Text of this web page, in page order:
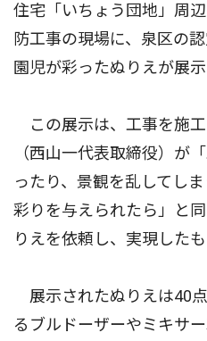
住宅「いちょう団地」周
防工事の現場に、泉区の
園児が彩ったぬりえが展示
この展示は、工事を施
（西山一代表取締役）が
ったり、景観を乱してし
彩りを与えられたら」と
りえを依頼し、実現したも
展示されたぬりえは40
るブルドーザーやミキサ